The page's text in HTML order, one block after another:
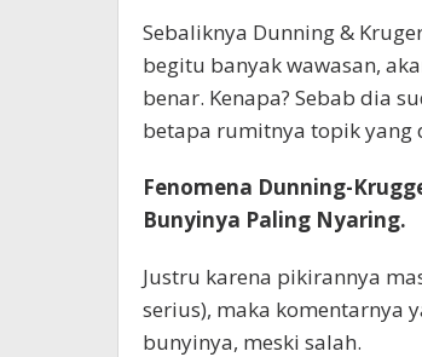
Sebaliknya Dunning &
begitu banyak wawasan,
benar. Kenapa? Sebab dia
betapa rumitnya topik yang
Fenomena Dunning-
Bunyinya Paling Nyaring.
Justru karena pikirannya
serius), maka komentarnya
bunyinya, meski salah.